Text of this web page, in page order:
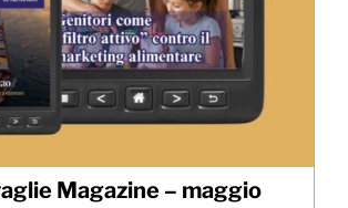
Magazine – maggio